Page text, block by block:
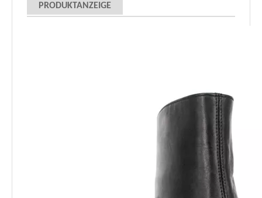
PRODUKTANZEIGE